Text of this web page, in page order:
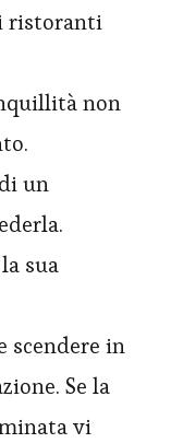
ristoranti
non
un
sua
scendere in
Se la
vi